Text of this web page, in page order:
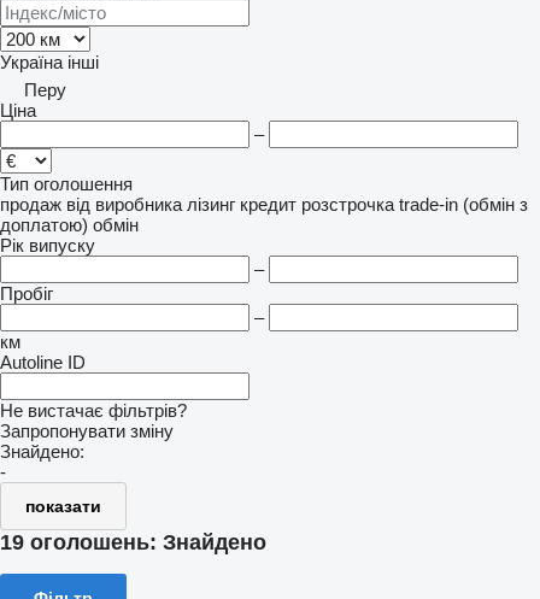
Україна інші
Перу
Ціна
–
Тип оголошення
продаж від виробника лізинг кредит розстрочка trade-in (обмін з
доплатою) обмін
Рік випуску
–
Пробіг
–
км
Autoline ID
Не вистачає фільтрів?
Запропонувати зміну
Знайдено:
-
показати
19 оголошень: Знайдено